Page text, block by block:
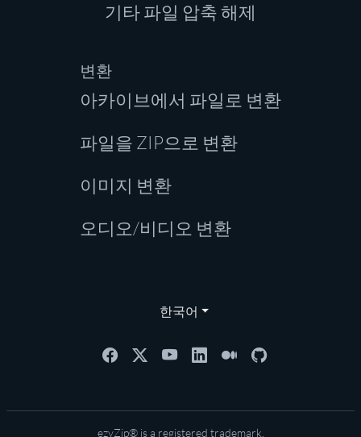
기타 파일 압축 해제
변환
아카이브에서 파일로 변환
파일을 ZIP으로 변환
이미지 변환
오디오/비디오 변환
한국어
ezyZip® is a registered trademark.